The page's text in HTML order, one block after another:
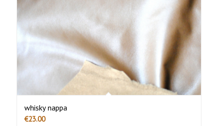
whisky nappa
€23.00